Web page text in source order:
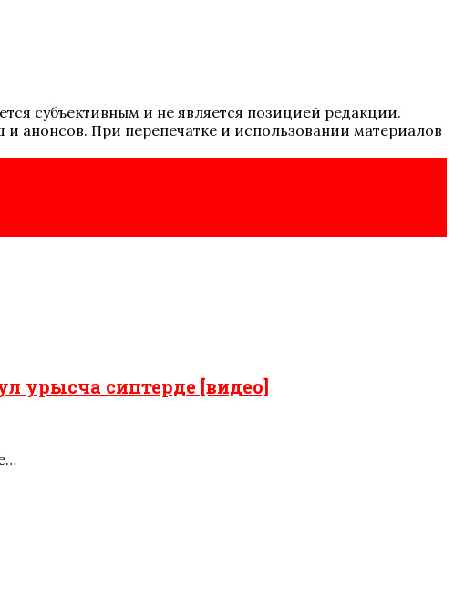
субъективным и не является позицией редакции.
и анонсов. При перепечатке и использовании материалов
урысча сиптерде [видео]